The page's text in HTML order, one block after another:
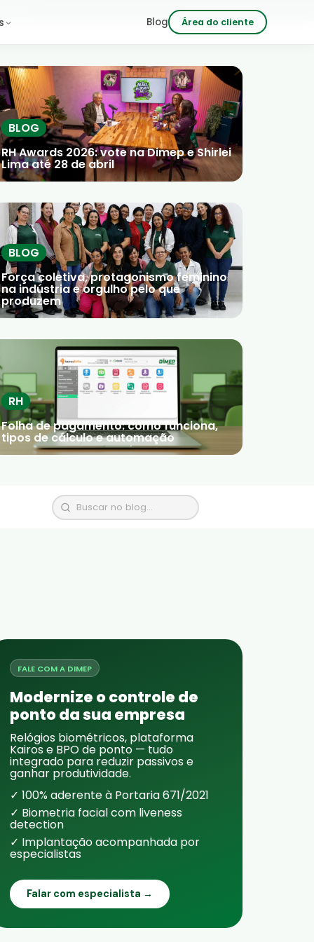
Blog Área do cliente
BLOG
RH Awards 2026: vote na Dimep e Shirlei
Lima até 28 de abril
BLOG
Força coletiva, protagonismo feminino
na indústria e orgulho pelo que
produzem
RH
Folha de pagamento: como funciona,
tipos de cálculo e automação
FALE COM A DIMEP
Modernize o controle de
ponto da sua empresa
Relógios biométricos, plataforma
Kairos e BPO de ponto — tudo
integrado para reduzir passivos e
ganhar produtividade.
✓ 100% aderente à Portaria 671/2021
✓ Biometria facial com liveness
detection
✓ Implantação acompanhada por
especialistas
Falar com especialista →